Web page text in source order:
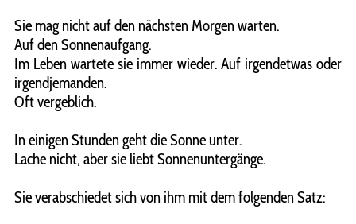
Sie mag nicht auf den nächsten Morgen warten.
Auf den Sonnenaufgang.
Im Leben wartete sie immer wieder. Auf irgendetwas oder
irgendjemanden.
Oft vergeblich.
In einigen Stunden geht die Sonne unter.
Lache nicht, aber sie liebt Sonnenuntergänge.
Sie verabschiedet sich von ihm mit dem folgenden Satz: